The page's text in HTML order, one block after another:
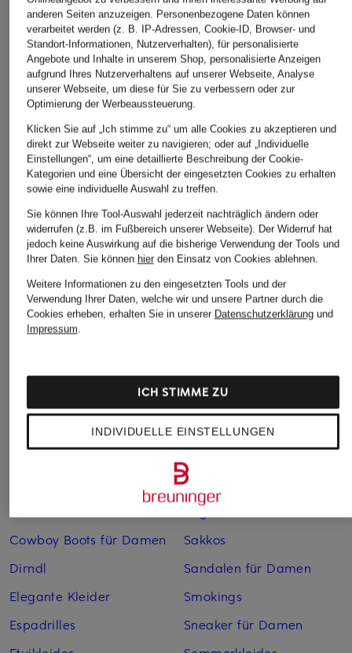
KASK
Fahrradhelm
PROTONE ICON
Ursprünglich:CHF 319
KASK
Fahrradhelm
PROTONE ICON
Ursprünglich:CHF 319
SPECIALIZED
Fahrradhelm
MIPS
Weitere Kategorien
Abendkleider
Bademäntel für Herren
Bikinis für Damen
Boleros für Damen
Cowboy Boots für Damen
Dirndl
Elegante Kleider
Espadrilles
Lederjacken für Herren
Leinenhosen für Herren
Leinenkleider
Maxikleider
Regenmäntel für Damen
Sakkos
Sandalen für Damen
Smokings
Sneaker für Damen
anderen Seiten anzuzeigen. Personenbezogene Daten können
verarbeitet werden (z. B. IP-Adressen, Cookie-ID, Browser- und
Standort-Informationen, Nutzerverhalten), für personalisierte
Angebote und Inhalte in unserem Shop, personalisierte Anzeigen
aufgrund Ihres Nutzerverhaltens auf unserer Webseite, Analyse
unserer Webseite, um diese für Sie zu verbessern oder zur
Optimierung der Werbeaussteuerung.
Klicken Sie auf „Ich stimme zu“ um alle Cookies zu akzeptieren und
direkt zur Webseite weiter zu navigieren; oder auf „Individuelle
Einstellungen“, um eine detaillierte Beschreibung der Cookie-
Kategorien und eine Übersicht der eingesetzten Cookies zu erhalten
sowie eine individuelle Auswahl zu treffen.
Sie können Ihre Tool-Auswahl jederzeit nachträglich ändern oder
widerrufen (z.B. im Fußbereich unserer Webseite). Der Widerruf hat
jedoch keine Auswirkung auf die bisherige Verwendung der Tools und
Ihrer Daten. Sie können hierden Einsatz von Cookies ablehnen.
Weitere Informationen zu den eingesetzten Tools und der
Verwendung Ihrer Daten, welche wir und unsere Partner durch die
Cookies erheben, erhalten Sie in unserer Datenschutzerklärungund
Impressum.
INDIVIDUELLE EINSTELLUNGEN
ICH STIMME ZU